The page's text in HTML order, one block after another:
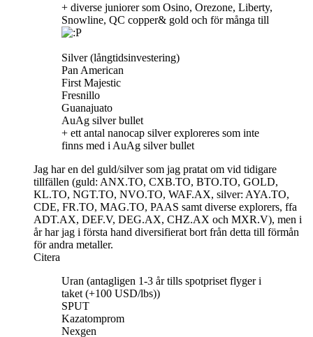
+ diverse juniorer som Osino, Orezone, Liberty,
Snowline, QC copper& gold och för många till
Silver (långtidsinvestering)
Pan American
First Majestic
Fresnillo
Guanajuato
AuAg silver bullet
+ ett antal nanocap silver exploreres som inte
finns med i AuAg silver bullet
Jag har en del guld/silver som jag pratat om vid tidigare
tillfällen (guld: ANX.TO, CXB.TO, BTO.TO, GOLD,
KL.TO, NGT.TO, NVO.TO, WAF.AX, silver: AYA.TO,
CDE, FR.TO, MAG.TO, PAAS samt diverse explorers, ffa
ADT.AX, DEF.V, DEG.AX, CHZ.AX och MXR.V), men i
år har jag i första hand diversifierat bort från detta till förmån
för andra metaller.
Citera
Uran (antagligen 1-3 år tills spotpriset flyger i
taket (+100 USD/lbs))
SPUT
Kazatomprom
Nexgen